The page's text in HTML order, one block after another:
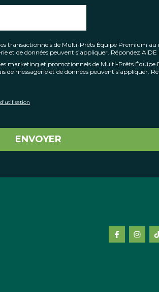
transactionnels de Multi-Prêts Équipe Premium
et de données peuvent s’appliquer. Répondez
marketing et promotionnels de Multi-Prêts
de messagerie et de données peuvent s’appliquer.
ENVOYER